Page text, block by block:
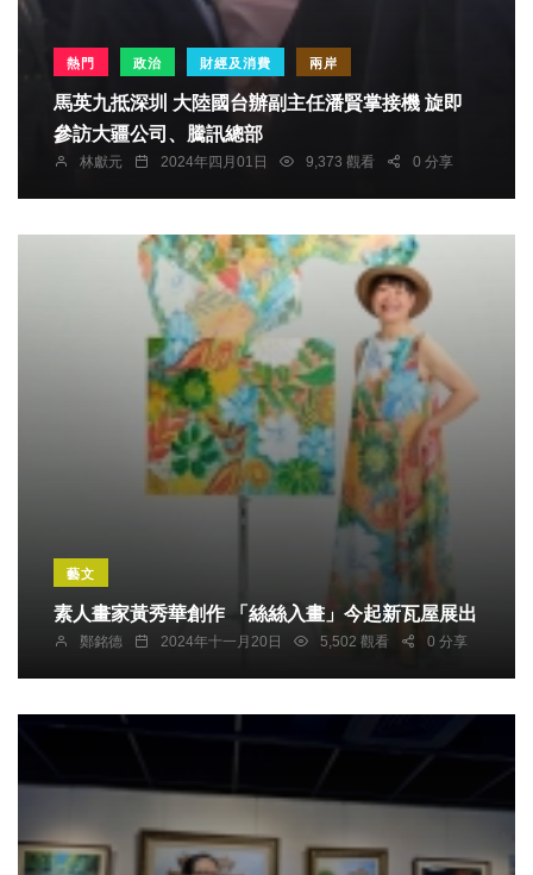
熱門 政治 財經及消費 兩岸
馬英九抵深圳 大陸國台辦副主任潘賢掌接機 旋即
參訪大疆公司、騰訊總部
林獻元 2024年四月01日 9,373 觀看 0 分享
藝文
素人畫家黃秀華創作 「絲絲入畫」今起新瓦屋展出
鄭銘德 2024年十一月20日 5,502 觀看 0 分享